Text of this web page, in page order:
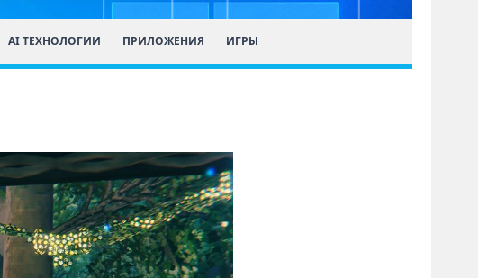
AI ТЕХНОЛОГИИ ПРИЛОЖЕНИЯ ИГРЫ